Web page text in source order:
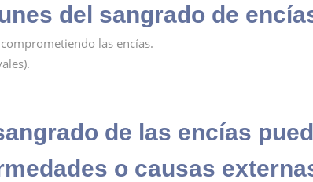
del sangrado de
las encías.
de las encías
o causas